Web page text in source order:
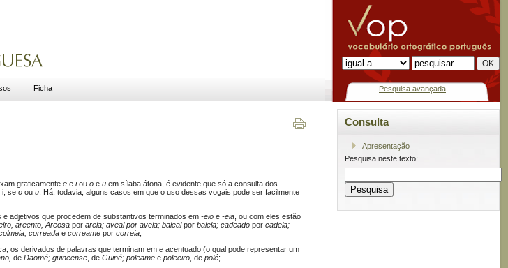
Ficha Pesquisa avançada
graficamente e e iou o e u em sílaba átona, é evidente que só a consulta dos
i, se o ou u . Há, todavia, alguns casos em que o uso dessas vogais pode ser facilmente
adjetivos que procedem de substantivos terminados em -eio e -eia , ou com eles estão
areento, Areosa por areia; aveal por aveia; balealpor baleia; cadeado por cadeia;
correada e correame por correia;
os derivados de palavras que terminam em e acentuado (o qual pode representar um
de Daomé; guineense , de Guiné; poleame e poleeiro , de polé;
Consulta
Apresentação
Pesquisa neste texto: